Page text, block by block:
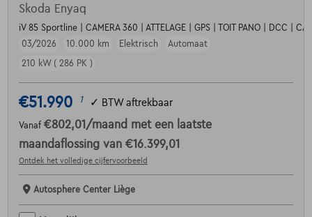
Skoda Enyaq
iV 85 Sportline | CAMERA 360 | ATTELAGE | GPS | TOIT PANO | DCC |
03/2026
10.000 km Elektrisch
Automaat
210 kW ( 286 PK )
€51.990 1 ✓ BTW aftrekbaar
Vanaf €802,01 /maand met een laatste
maandaflossing van €16.399,01
Ontdek het volledige cijfervoorbeeld
Autosphere Center Liège